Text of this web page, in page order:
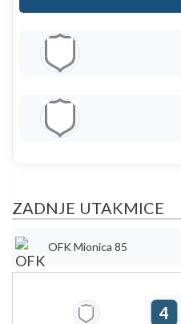
ZADNJE UTAKMICE
OFK Mionica 85
4